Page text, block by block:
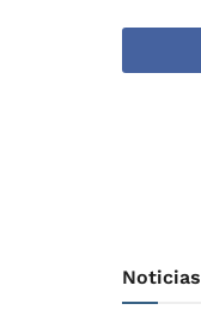
Noticias